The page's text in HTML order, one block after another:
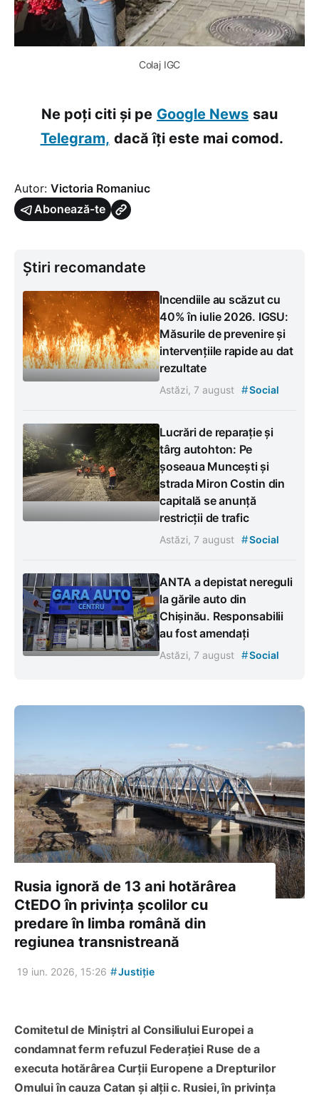
Colaj IGC
Ne poți citi și pe Google News sau
Telegram, dacă îți este mai comod.
Autor: Victoria Romaniuc
Abonează-te
Știri recomandate
Incendiile au scăzut cu
40% în iulie 2026. IGSU:
Măsurile de prevenire și
intervențiile rapide au dat
rezultate
Astăzi, 7 august #Social
Lucrări de reparație și
târg autohton: Pe
șoseaua Muncești și
strada Miron Costin din
capitală se anunță
restricții de trafic
Astăzi, 7 august #Social
ANTA a depistat nereguli
la gările auto din
Chișinău. Responsabilii
au fost amendați
Astăzi, 7 august #Social
Rusia ignoră de 13 ani hotărârea
CtEDO în privința școlilor cu
predare în limba română din
regiunea transnistreană
19 iun. 2026, 15:26 #Justiție
Comitetul de Miniștri al Consiliului Europei a
condamnat ferm refuzul Federației Ruse de a
executa hotărârea Curții Europene a Drepturilor
Omului în cauza Catan și alții c. Rusiei, în privința